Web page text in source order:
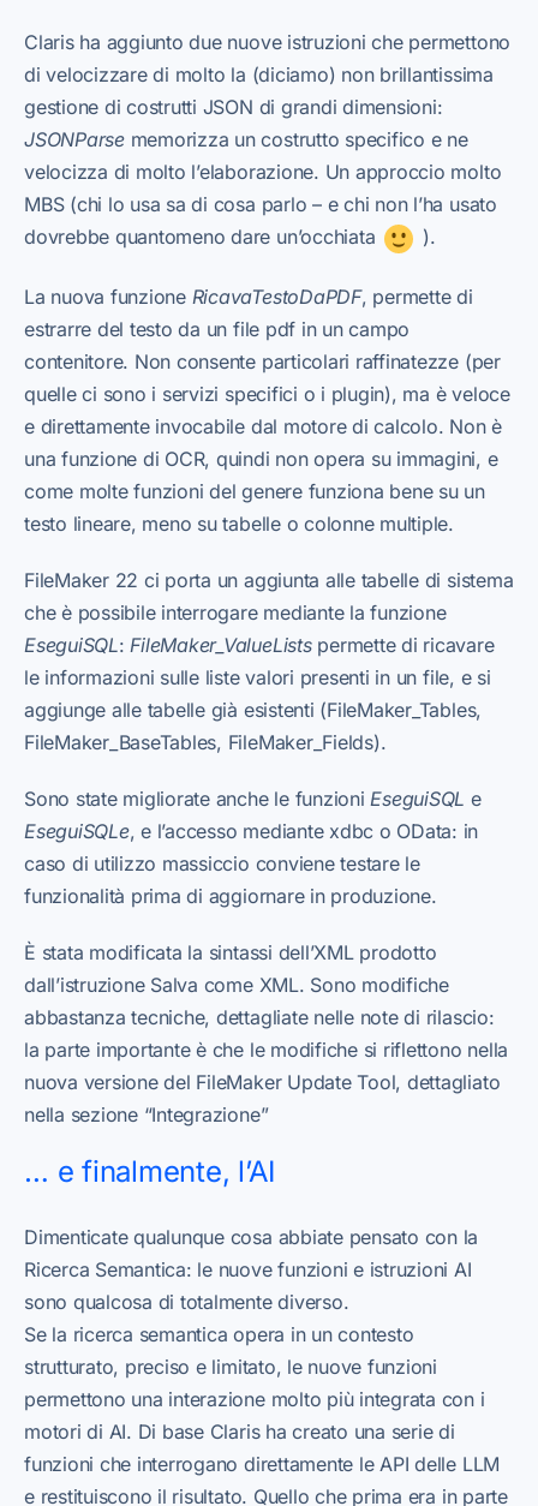
Claris ha aggiunto due nuove istruzioni che permettono
di velocizzare di molto la (diciamo) non brillantissima
gestione di costrutti JSON di grandi dimensioni:
JSONParsememorizza un costrutto specifico e ne
velocizza di molto l’elaborazione. Un approccio molto
MBS (chi lo usa sa di cosa parlo – e chi non l’ha usato
dovrebbe quantomeno dare un’occhiata
).
La nuova funzione RicavaTestoDaPDF, permette di
estrarre del testo da un file pdf in un campo
contenitore. Non consente particolari raffinatezze (per
quelle ci sono i servizi specifici o i plugin), ma è veloce
e direttamente invocabile dal motore di calcolo. Non è
una funzione di OCR, quindi non opera su immagini, e
come molte funzioni del genere funziona bene su un
testo lineare, meno su tabelle o colonne multiple.
FileMaker 22 ci porta un aggiunta alle tabelle di sistema
che è possibile interrogare mediante la funzione
EseguiSQL:FileMaker_ValueListspermette di ricavare
le informazioni sulle liste valori presenti in un file, e si
aggiunge alle tabelle già esistenti (FileMaker_Tables,
FileMaker_BaseTables, FileMaker_Fields).
Sono state migliorate anche le funzioniEseguiSQL e
EseguiSQLe, e l’accesso mediante xdbc o OData: in
caso di utilizzo massiccio conviene testare le
funzionalità prima di aggiornare in produzione.
È stata modificata la sintassi dell’XML prodotto
dall’istruzione Salva come XML. Sono modifiche
abbastanza tecniche, dettagliate nelle note di rilascio:
la parte importante è che le modifiche si riflettono nella
nuova versione del FileMaker Update Tool, dettagliato
nella sezione “Integrazione”
… e finalmente, l’AI
Dimenticate qualunque cosa abbiate pensato con la
Ricerca Semantica: le nuove funzioni e istruzioni AI
sono qualcosa di totalmente diverso.
Se la ricerca semantica opera in un contesto
strutturato, preciso e limitato, le nuove funzioni
permettono una interazione molto più integrata con i
motori di AI. Di base Claris ha creato una serie di
funzioni che interrogano direttamente le API delle LLM
e restituiscono il risultato. Quello che prima era in parte